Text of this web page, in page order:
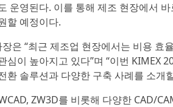
운영된다. 이를 통해 제조 현장에서
할 예정이다.
은 “최근 제조업 현장에서는 비용
심이 높아지고 있다”며 “이번 KIMEX
환 솔루션과 다양한 구축 사례를 소개
ZW3D를 비롯해 다양한 CAD/